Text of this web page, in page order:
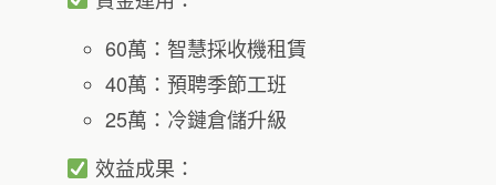
60萬：智慧採收機租賃
40萬：預聘季節工班
25萬：冷鏈倉儲升級
效益成果：